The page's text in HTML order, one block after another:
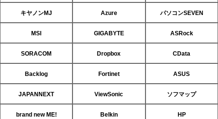
キヤノンMJ Azure パソコンSEVEN
MSI GIGABYTE ASRock
SORACOM Dropbox CData
Backlog Fortinet ASUS
JAPANNEXT ViewSonic ソフマップ
brand new ME! Belkin HP